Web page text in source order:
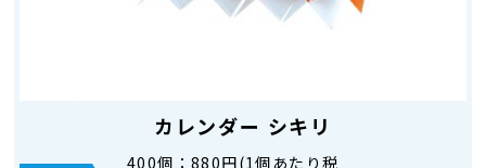
カレンダー シキリ
400個： 880円(1個あたり税